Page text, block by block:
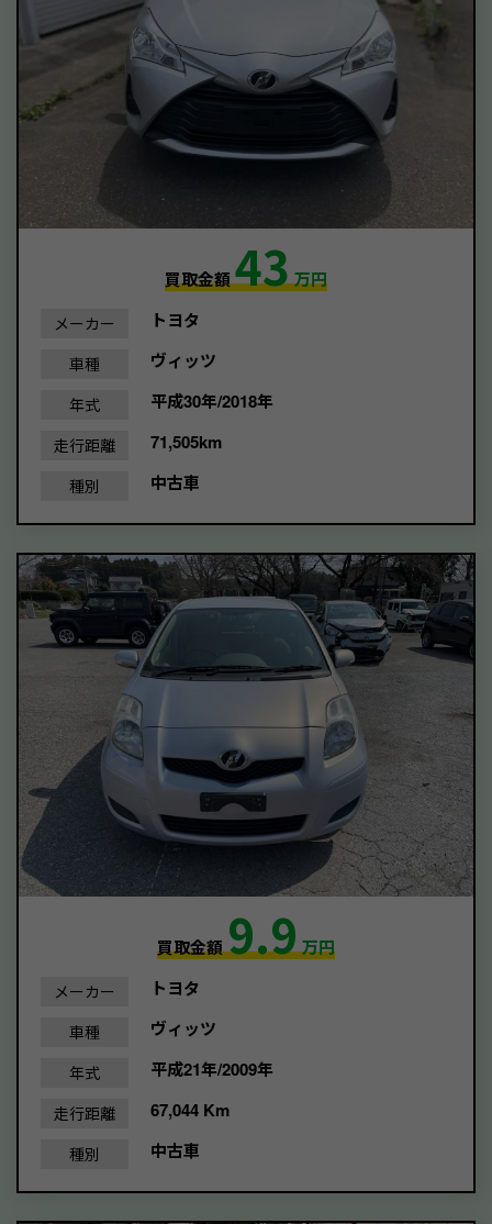
買取金額43万円
メーカー トヨタ
車種 ヴィッツ
年式 平成30年/2018年
走行距離 71,505km
種別 中古車
買取金額9.9万円
メーカー トヨタ
車種 ヴィッツ
年式 平成21年/2009年
走行距離 67,044 Km
種別 中古車